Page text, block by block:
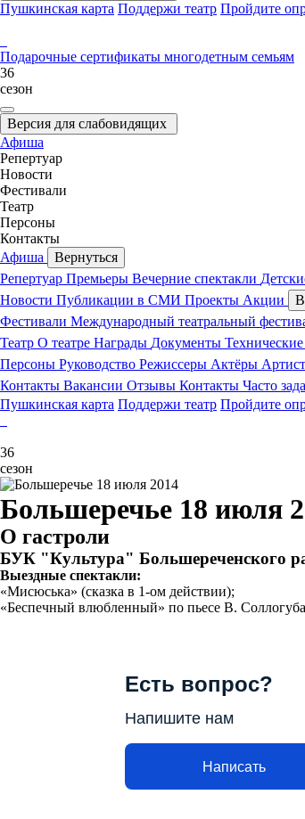
Пушкинская карта Поддержи театр Пройдите
Подарочные сертификаты многодетным семьям
36
сезон
Версия для слабовидящих
Афиша
Репертуар
Новости
Фестивали
Театр
Персоны
Контакты
Афиша
Вернуться
Репертуар Премьеры Вечерние спектакли
Новости Публикации в СМИ Проекты Акции
Фестивали Международный театральный
Театр О театре Награды Документы
Персоны Руководство Режиссеры Актёры
Контакты Вакансии Отзывы Контакты Часто
Пушкинская карта Поддержи театр Пройдите
36
сезон
Большеречье 18 июля
О гастроли
БУК "Культура" Большереченского
Выездные спектакли:
«Мисюська» (сказка в 1-ом действии);
«Беспечный влюбленный» по пьесе В.
Есть вопрос?
Напишите нам
Написать